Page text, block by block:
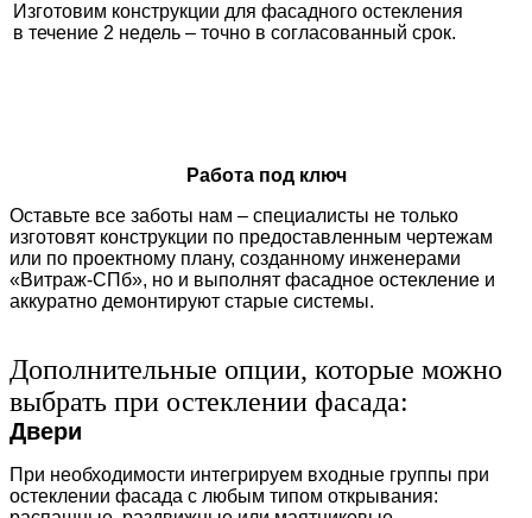
Изготовим конструкции для фасадного остекления
в течение 2 недель – точно в согласованный срок.
Работа под ключ
Оставьте все заботы нам – специалисты не только
изготовят конструкции по предоставленным чертежам
или по проектному плану, созданному инженерами
«Витраж-СПб», но и выполнят фасадное остекление и
аккуратно демонтируют старые системы.
Дополнительные опции, которые можно
выбрать при остеклении фасада:
Двери
При необходимости интегрируем входные группы при
остеклении фасада с любым типом открывания: